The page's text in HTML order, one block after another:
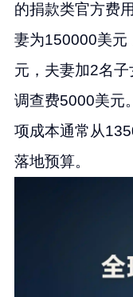
的捐款类官方费
妻为150000美元
元，夫妻加2名
调查费5000美元
项成本通常从
落地预算。